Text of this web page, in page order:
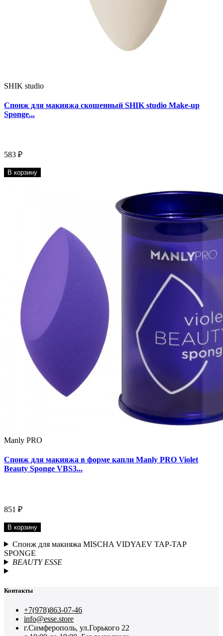
SHIK studio
Спонж для макияжа скошенный SHIK studio Make-up
Sponge...
583 ₽
В корзину
Manly PRO
Спонж для макияжа в форме капли Manly PRO Violet
Beauty Sponge VBS3...
851 ₽
В корзину
Спонж для макияжа MISCHA VIDYAEV TAP-TAP
SPONGE
BEAUTY ESSE
Контакты
+7(978)863-07-46
info@esse.store
г.Симферополь, ул.Горького 22